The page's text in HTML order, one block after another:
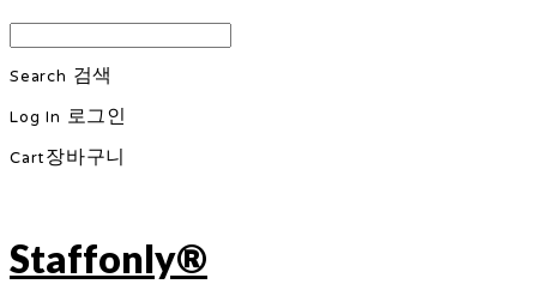
Search 검색
Log In 로그인
Cart장바구니
Staffonly®